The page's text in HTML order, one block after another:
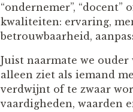
“ondernemer”,
kwaliteiten: ervaring,
betrouwbaarheid,
Juist naarmate we
alleen ziet als iemand
verdwijnt of te zwaar
vaardigheden, waarden